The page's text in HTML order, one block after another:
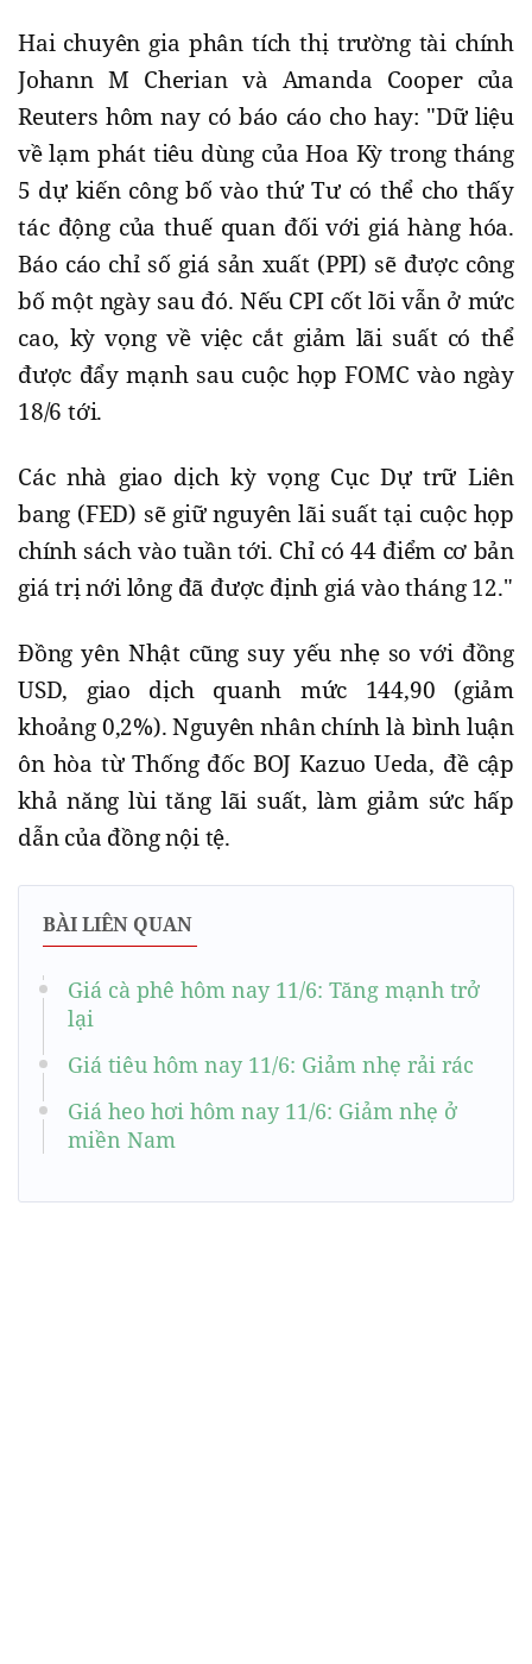
Hai chuyên gia phân tích thị trường tài chính
Johann M Cherian và Amanda Cooper của
Reuters hôm nay có báo cáo cho hay: "Dữ liệu
về lạm phát tiêu dùng của Hoa Kỳ trong tháng
5 dự kiến ​​công bố vào thứ Tư có thể cho thấy
tác động của thuế quan đối với giá hàng hóa.
Báo cáo chỉ số giá sản xuất (PPI) sẽ được công
bố một ngày sau đó. Nếu CPI cốt lõi vẫn ở mức
cao, kỳ vọng về việc cắt giảm lãi suất có thể
được đẩy mạnh sau cuộc họp FOMC vào ngày
18/6 tới.
Các nhà giao dịch kỳ vọng Cục Dự trữ Liên
bang (FED) sẽ giữ nguyên lãi suất tại cuộc họp
chính sách vào tuần tới. Chỉ có 44 điểm cơ bản
giá trị nới lỏng đã được định giá vào tháng 12."
Đồng yên Nhật cũng suy yếu nhẹ so với đồng
USD, giao dịch quanh mức 144,90 (giảm
khoảng 0,2%). Nguyên nhân chính là bình luận
ôn hòa từ Thống đốc BOJ Kazuo Ueda, đề cập
khả năng lùi tăng lãi suất, làm giảm sức hấp
dẫn của đồng nội tệ.
BÀI LIÊN QUAN
Giá cà phê hôm nay 11/6: Tăng mạnh trở
lại
Giá tiêu hôm nay 11/6: Giảm nhẹ rải rác
Giá heo hơi hôm nay 11/6: Giảm nhẹ ở
miền Nam